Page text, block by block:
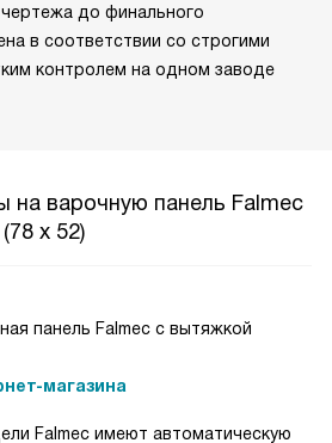
до финального
в соответствии со строгими
контролем на одном заводе
на варочную панель Falmec
х 52)
панель Falmec с вытяжкой
магазина
Falmec имеют автоматическую